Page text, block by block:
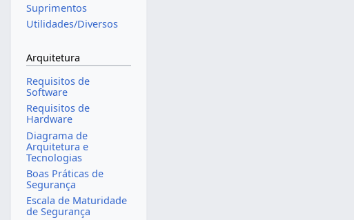
Suprimentos
Utilidades/Diversos
Arquitetura
Requisitos de
Software
Requisitos de
Hardware
Diagrama de
Arquitetura e
Tecnologias
Boas Práticas de
Segurança
Escala de Maturidade
de Segurança